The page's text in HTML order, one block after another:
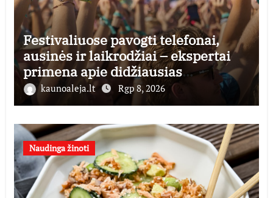
Festivaliuose pavogti telefonai,
ausinės ir laikrodžiai – ekspertai
primena apie didžiausias
finansines rizikas
kaunoaleja.lt Rgp 8, 2026
Naudinga žinoti